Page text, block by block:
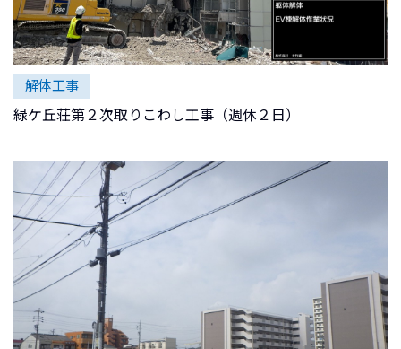
解体工事
緑ケ丘荘第２次取りこわし工事（週休２日）